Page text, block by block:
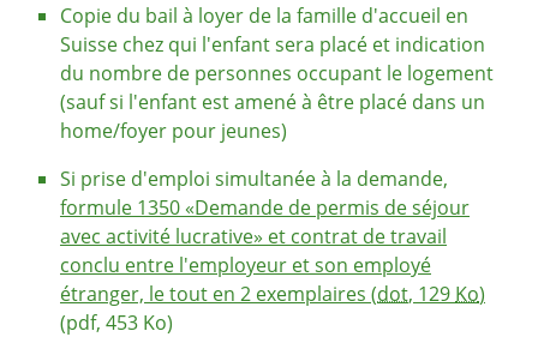
Copie du bail à loyer de la famille d'accueil en
Suisse chez qui l'enfant sera placé et indication
du nombre de personnes occupant le logement
(sauf si l'enfant est amené à être placé dans un
home/foyer pour jeunes)
Si prise d'emploi simultanée à la demande,
formule 1350 «Demande de permis de séjour
avec activité lucrative» et contrat de travail
conclu entre l'employeur et son employé
étranger, le tout en 2 exemplaires (dot, 129 Ko)
(pdf, 453 Ko)